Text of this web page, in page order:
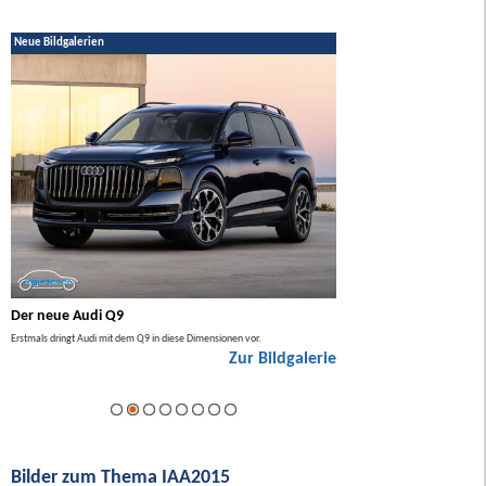
Neue Bildgalerien
Der neue Audi Q9
Erstmals dringt Audi mit dem Q9 in diese Dimensionen vor.
Zur Bildgalerie
Bilder zum Thema IAA2015